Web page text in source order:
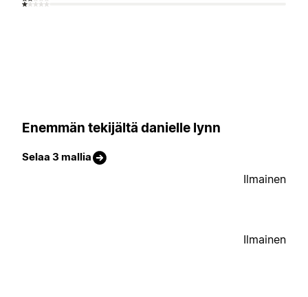
Enemmän tekijältä danielle lynn
Selaa 3 mallia
Ilmainen
Ilmainen